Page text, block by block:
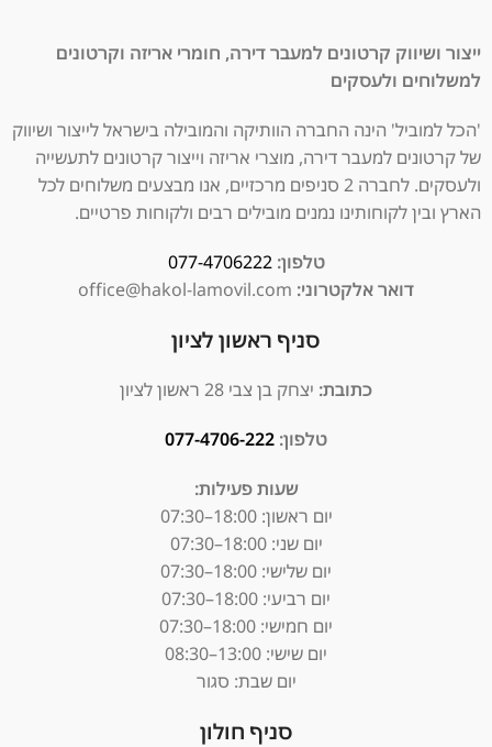
ייצור ושיווק קרטונים למעבר דירה, חומרי אריזה וקרטונים
למשלוחים ולעסקים
'הכל למוביל' הינה החברה הוותיקה והמובילה בישראל לייצור ושיווק
של קרטונים למעבר דירה, מוצרי אריזה וייצור קרטונים לתעשייה
ולעסקים. לחברה 2 סניפים מרכזיים, אנו מבצעים משלוחים לכל
הארץ ובין לקוחותינו נמנים מובילים רבים ולקוחות פרטיים.
טלפון: 077-4706222
דואר אלקטרוני:
סניף ראשון לציון
כתובת: יצחק בן צבי 28 ראשון לציון
טלפון: 077-4706-222
שעות פעילות:
יום ראשון:18:00–07:30
יום שני: 18:00–07:30
יום שלישי: 18:00–07:30
יום רביעי: 18:00–07:30
יום חמישי: 18:00–07:30
יום שישי: 13:00–08:30
יום שבת: סגור
סניף חולון